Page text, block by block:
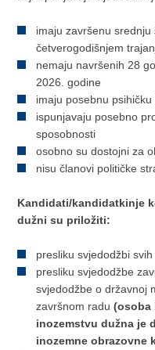
imaju završenu
četverogodišnjem
nemaju navršenih 28
2026. godine
imaju posebnu
ispunjavaju posebno
sposobnosti
osobno su dostojni za
nisu članovi političke
Kandidati/kandidatkinje
dužni su priložiti:
presliku svjedodžbi
presliku svjedodžbe
svjedodžbe o državnoj
završnom radu(osoba
inozemstvu dužna je
inozemne obrazovne